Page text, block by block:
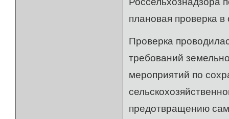
плановая проверка
Проверка
требований
мероприятий по
предотвращению